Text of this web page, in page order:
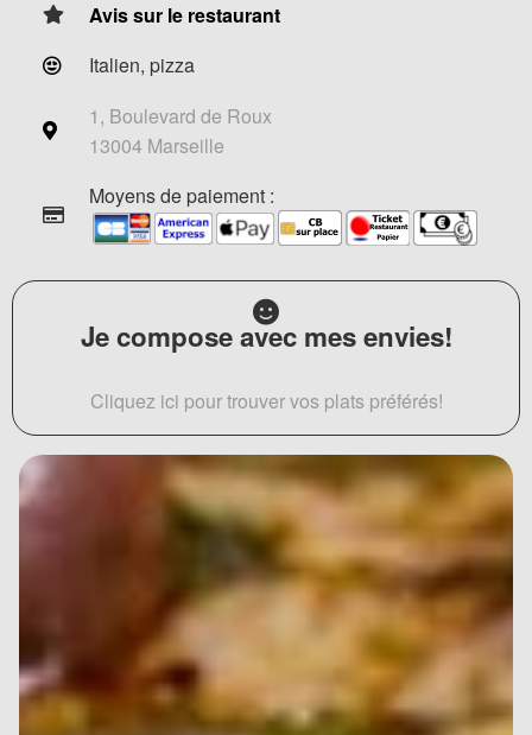
Avis sur le restaurant
Italien, pizza
1, Boulevard de Roux
13004 Marseille
Moyens de paiement :
Je compose avec mes envies!
Cliquez ici pour trouver vos plats préférés!